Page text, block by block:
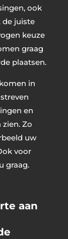
ook
de juiste
keuze
graag
plaatsen.
in
en
Zo
uw
voor
graag.
aan